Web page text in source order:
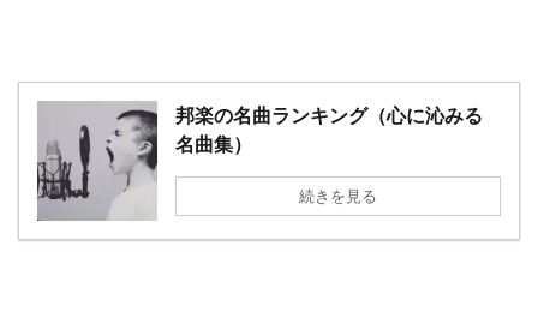
邦楽の名曲ランキング（心に沁みる
名曲集）
続きを見る